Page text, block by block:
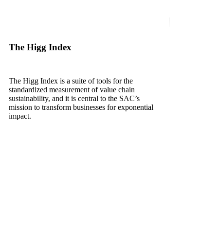
The Higg Index
The Higg Index is a suite of tools for the
standardized measurement of value chain
sustainability, and it is central to the SAC’s
mission to transform businesses for exponential
impact.